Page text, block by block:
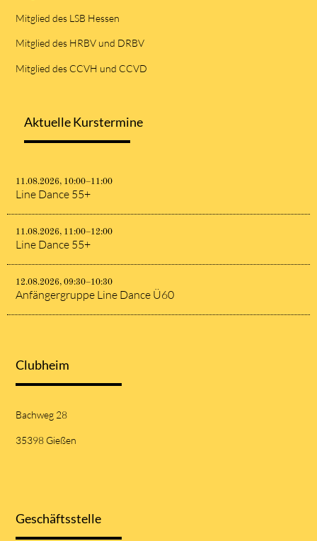
Mitglied des LSB Hessen
Mitglied des HRBV und DRBV
Mitglied des CCVH und CCVD
Aktuelle Kurstermine
11.08.2026, 10:00–11:00
Line Dance 55+
11.08.2026, 11:00–12:00
Line Dance 55+
12.08.2026, 09:30–10:30
Anfängergruppe Line Dance Ü60
Clubheim
Bachweg 28
35398 Gießen
Geschäftsstelle